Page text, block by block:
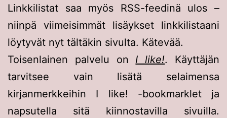
Linkkilistat saa myös RSS-feedinä ulos –
niinpä viimeisimmät lisäykset linkkilistaani
löytyvät nyt tältäkin sivulta. Kätevää.
Toisenlainen palvelu on I like!. Käyttäjän
tarvitsee vain lisätä selaimensa
kirjanmerkkeihin I like! -bookmarklet ja
napsutella sitä kiinnostavilla sivuilla.